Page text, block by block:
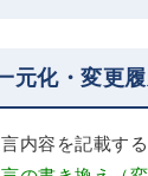
元化・変更
内容を記載す